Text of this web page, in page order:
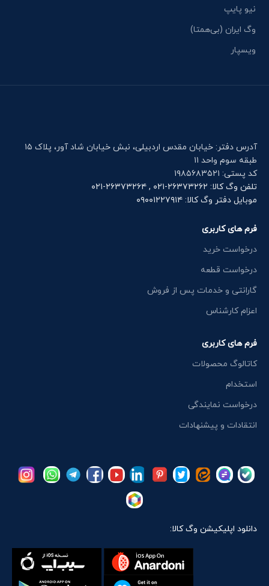
نیو پایپ
وگ ایران (بی‌همتا)
ویسپار
آدرس دفتر: خیابان مقدس اردبیلی، نبش خیابان شاد آور، پلاک ۱۵
طبقه سوم واحد ۱۱
کد پستی: ۱۹۸۵۶۸۳۵۲۱
تلفن وگ کالا: ۲۶۳۷۳۲۶۲-۰۲۱ , ۲۶۳۷۳۲۶۴-۰۲۱
موبایل دفتر وگ کالا: ۰۹۰۰۱۲۲۷۹۱۴
فرم های کاربری
درخواست خرید
درخواست قطعه
گارانتی و خدمات پس از فروش
اعزام کارشناس
فرم های کاربری
کاتالوگ محصولات
استخدام
درخواست نمایندگی
انتقادات و پیشنهادات
دانلود اپلیکیشن وگ کالا: